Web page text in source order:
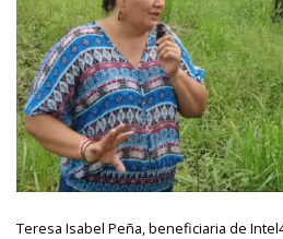
Teresa Isabel Peña, beneficiaria de